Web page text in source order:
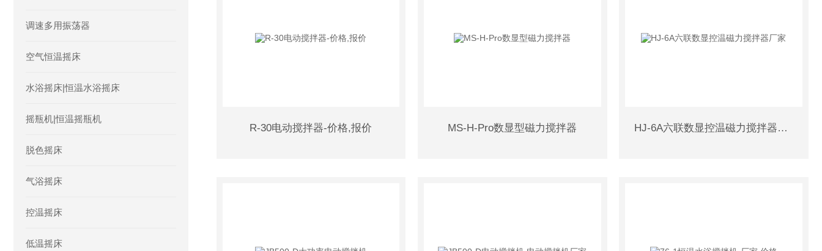
调速多用振荡器
空气恒温摇床
水浴摇床|恒温水浴摇床
摇瓶机|恒温摇瓶机
脱色摇床
气浴摇床
控温摇床
低温摇床
R-30电动搅拌器-价格,报价 MS-H-Pro数显型磁力搅拌器 HJ-6A六联数显控温磁力搅拌器厂家